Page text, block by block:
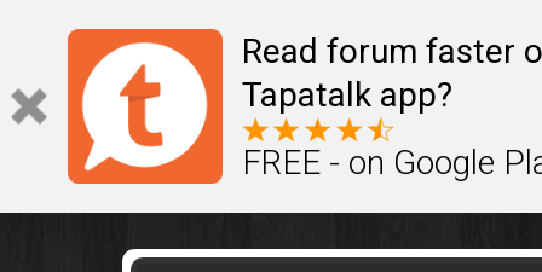
Read forum faster
Tapatalk app?
FREE - on Google